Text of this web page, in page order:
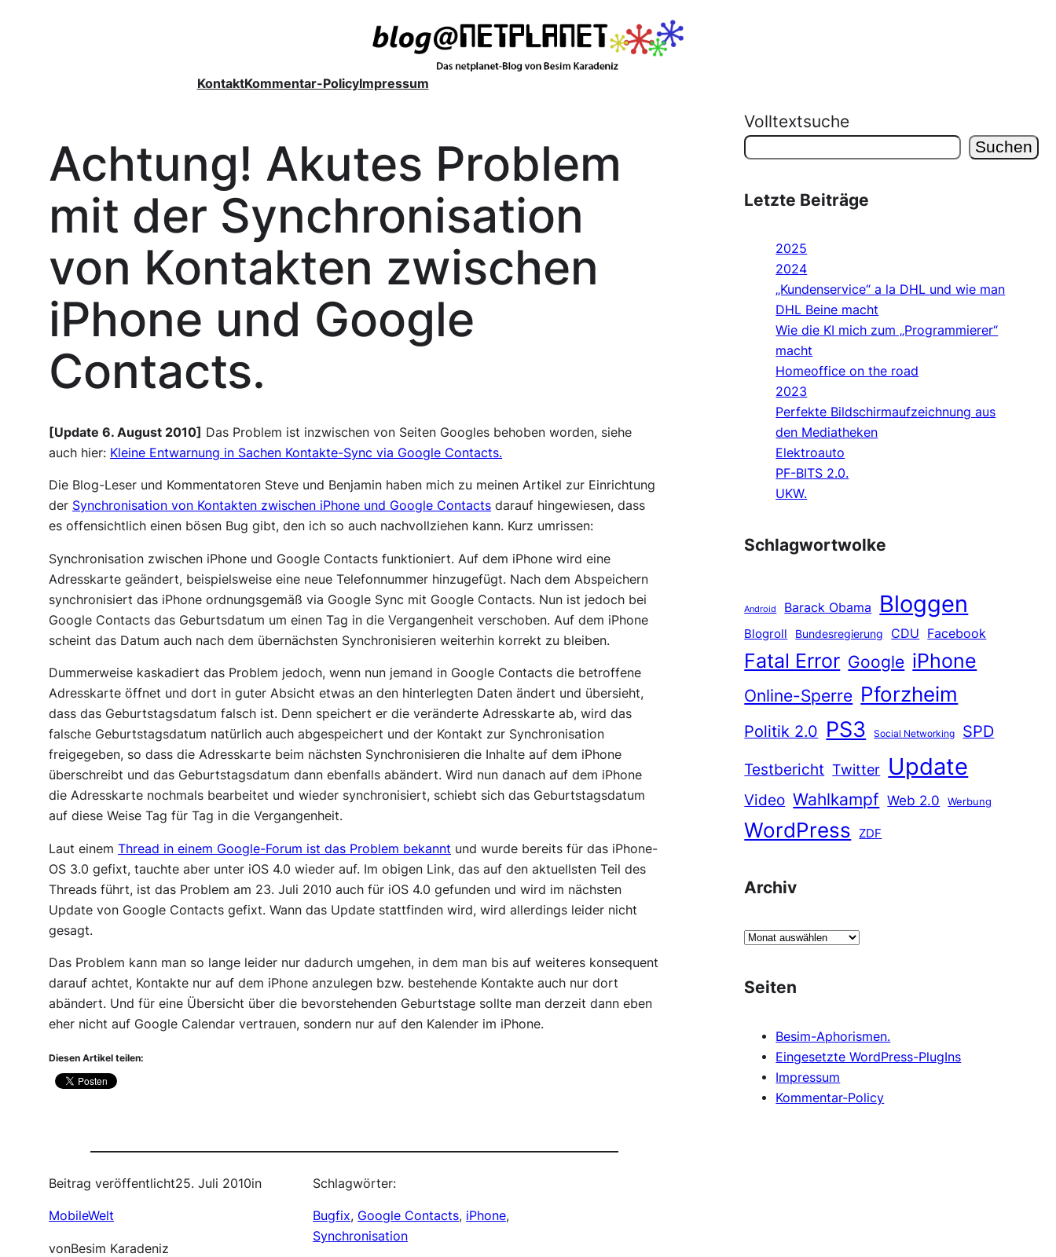
KontaktKommentar-PolicyImpressum
Achtung! Akutes Problem
mit der Synchronisation
von Kontakten zwischen
iPhone und Google
Contacts.
[Update 6. August 2010] Das Problem ist inzwischen von Seiten Googles behoben worden, siehe
auch hier: Kleine Entwarnung in Sachen Kontakte-Sync via Google Contacts.
Die Blog-Leser und Kommentatoren Steve und Benjamin haben mich zu meinen Artikel zur Einrichtung
der Synchronisation von Kontakten zwischen iPhone und Google Contacts darauf hingewiesen, dass
es offensichtlich einen bösen Bug gibt, den ich so auch nachvollziehen kann. Kurz umrissen:
Synchronisation zwischen iPhone und Google Contacts funktioniert. Auf dem iPhone wird eine
Adresskarte geändert, beispielsweise eine neue Telefonnummer hinzugefügt. Nach dem Abspeichern
synchronisiert das iPhone ordnungsgemäß via Google Sync mit Google Contacts. Nun ist jedoch bei
Google Contacts das Geburtsdatum um einen Tag in die Vergangenheit verschoben. Auf dem iPhone
scheint das Datum auch nach dem übernächsten Synchronisieren weiterhin korrekt zu bleiben.
Dummerweise kaskadiert das Problem jedoch, wenn nun jemand in Google Contacts die betroffene
Adresskarte öffnet und dort in guter Absicht etwas an den hinterlegten Daten ändert und übersieht,
dass das Geburtstagsdatum falsch ist. Denn speichert er die veränderte Adresskarte ab, wird das
falsche Geburtstagsdatum natürlich auch abgespeichert und der Kontakt zur Synchronisation
freigegeben, so dass die Adresskarte beim nächsten Synchronisieren die Inhalte auf dem iPhone
überschreibt und das Geburtstagsdatum dann ebenfalls abändert. Wird nun danach auf dem iPhone
die Adresskarte nochmals bearbeitet und wieder synchronisiert, schiebt sich das Geburtstagsdatum
auf diese Weise Tag für Tag in die Vergangenheit.
Laut einemThread in einem Google-Forum ist das Problem bekannt und wurde bereits für das iPhone-
OS 3.0 gefixt, tauchte aber unter iOS 4.0 wieder auf. Im obigen Link, das auf den aktuellsten Teil des
Threads führt, ist das Problem am 23. Juli 2010 auch für iOS 4.0 gefunden und wird im nächsten
Update von Google Contacts gefixt. Wann das Update stattfinden wird, wird allerdings leider nicht
gesagt.
Das Problem kann man so lange leider nur dadurch umgehen, in dem man bis auf weiteres konsequent
darauf achtet, Kontakte nur auf dem iPhone anzulegen bzw. bestehende Kontakte auch nur dort
abändert. Und für eine Übersicht über die bevorstehenden Geburtstage sollte man derzeit dann eben
eher nicht auf Google Calendar vertrauen, sondern nur auf den Kalender im iPhone.
Diesen Artikel teilen:
Beitrag veröffentlicht25. Juli 2010in
MobileWelt
vonBesim Karadeniz
Schlagwörter:
Bugfix, Google Contacts, iPhone
Synchronisation
Volltextsuche
Suchen
Letzte Beiträge
2025
2024
„Kundenservice“ a la DHL und wie man
DHL Beine macht
Wie die KI mich zum „Programmierer“
macht
Homeoffice on the road
2023
Perfekte Bildschirmaufzeichnung aus
den Mediatheken
Elektroauto
PF-BITS 2.0.
UKW.
Schlagwortwolke
Android Barack Obama Bloggen
Blogroll Bundesregierung CDU Facebook
Fatal Error Google iPhone
Online-Sperre Pforzheim
Politik 2.0 PS3 Social Networking
SPD
Testbericht Twitter Update
Video Wahlkampf Web 2.0 Werbung
WordPress ZDF
Archiv
A
h
Seiten
Besim-Aphorismen.
Eingesetzte WordPress-PlugIns
Impressum
Kommentar-Policy